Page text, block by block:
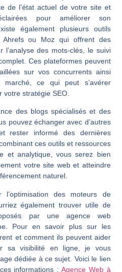
de l’état actuel de votre site et
pour améliorer son
également plusieurs outils
Ahrefs ou Moz qui offrent des
l’analyse des mots-clés, le suivi
Ces plateformes peuvent
sur vos concurrents ainsi
ce qui peut s’avérer
stratégie SEO.
des blogs spécialisés et des
pouvez échanger avec d’autres
rester informé des dernières
ces outils et ressources
et analytique, vous serez bien
votre site web et atteindre
naturel.
des moteurs de
également trouver utile de
par une agence web
Pour en savoir plus sur les
et comment ils peuvent aider
sa visibilité en ligne, je vous
dédiée à ce sujet. Voici le lien
informations :Agence Web à